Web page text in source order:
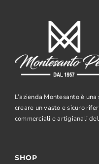
L’azienda Montesanto è
creare un vasto e sicuro
commerciali e artigianali
SHOP